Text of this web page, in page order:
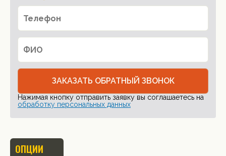
ЗАКАЗАТЬ ОБРАТНЫЙ ЗВОНОК
Нажимая кнопку отправить заявку вы соглашаетесь на
обработку персональных данных
ОПЦИИ